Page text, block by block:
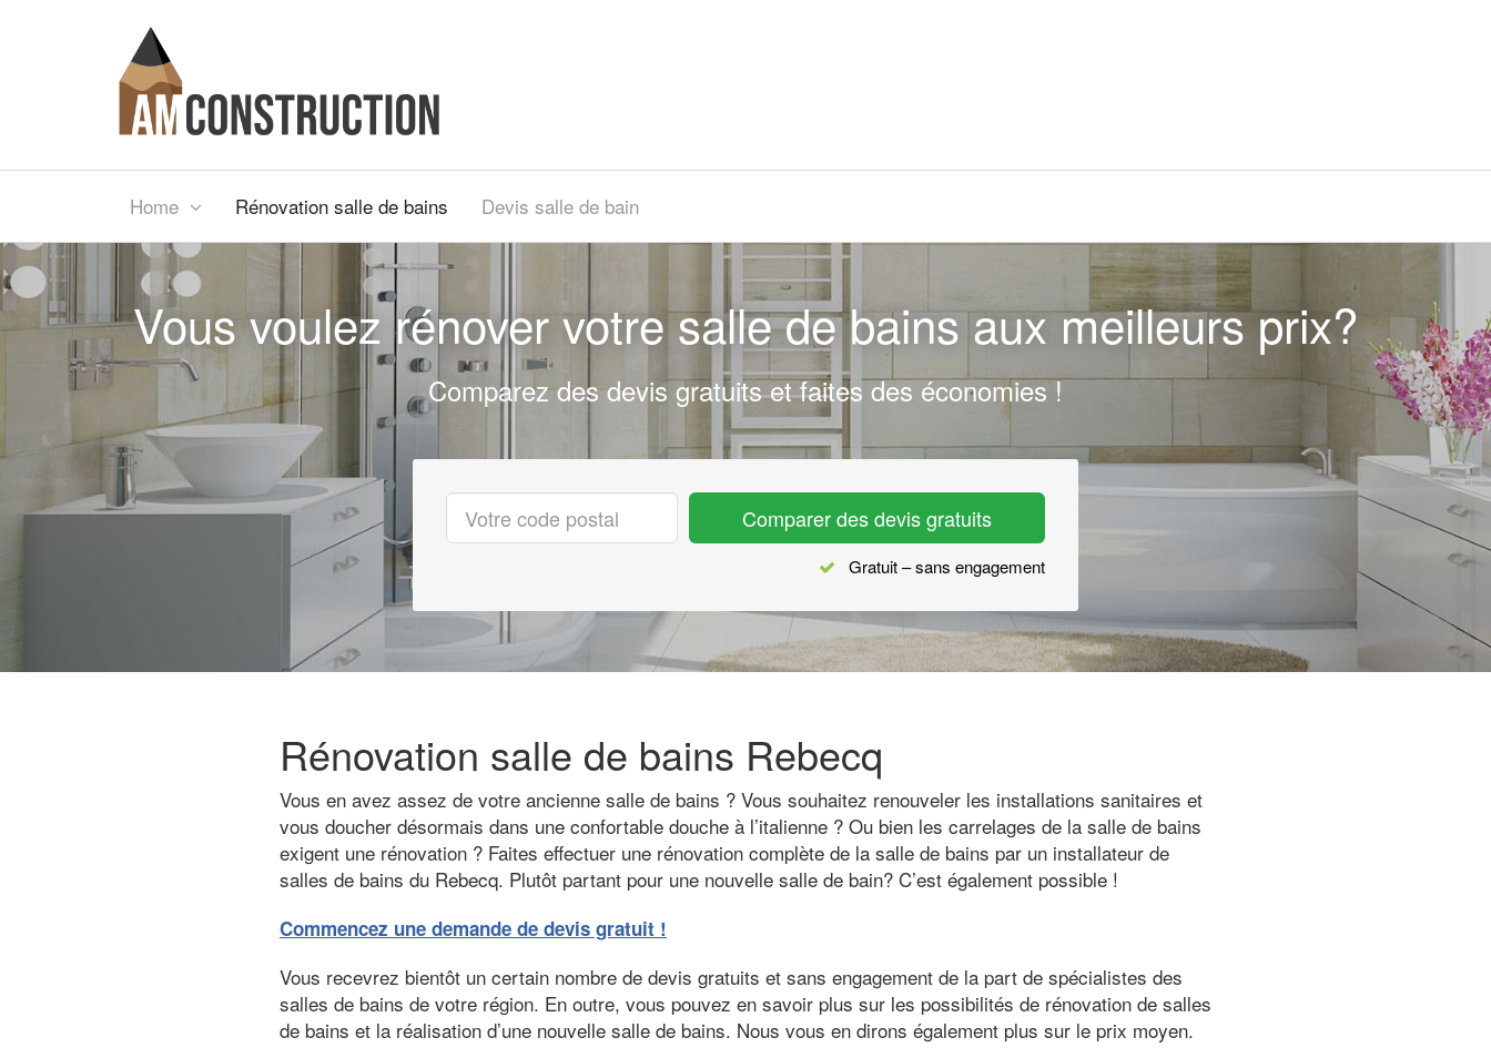
Home Rénovation salle de bains Devis salle de bain
Vous voulez rénover votre salle de bains aux meilleurs prix?
Comparez des devis gratuits et faites des économies !
Comparer des devis gratuits
Gratuit – sans engagement
Rénovation salle de bains Rebecq
Vous en avez assez de votre ancienne salle de bains ? Vous souhaitez renouveler les installations sanitaires et
vous doucher désormais dans une confortable douche à l’italienne ? Ou bien les carrelages de la salle de bains
exigent une rénovation ? Faites effectuer une rénovation complète de la salle de bains par un installateur de
salles de bains du Rebecq. Plutôt partant pour une nouvelle salle de bain? C’est également possible !
Commencez une demande de devis gratuit !
Vous recevrez bientôt un certain nombre de devis gratuits et sans engagement de la part de spécialistes des
salles de bains de votre région. En outre, vous pouvez en savoir plus sur les possibilités de rénovation de salles
de bains et la réalisation d’une nouvelle salle de bains. Nous vous en dirons également plus sur le prix moyen.